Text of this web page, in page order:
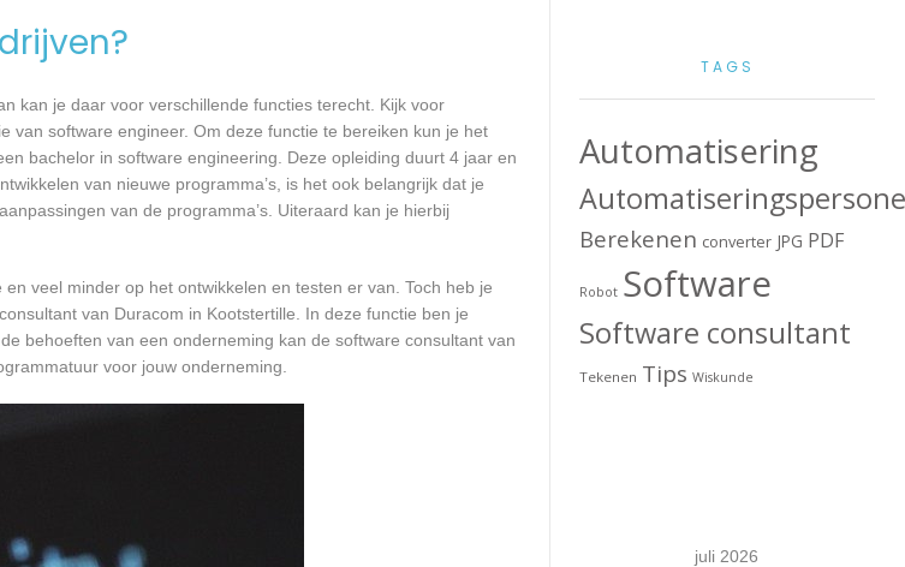
kan je daar voor verschillende functies terecht. Kijk voor
van software engineer. Om deze functie te bereiken kun je het
bachelor in software engineering. Deze opleiding duurt 4 jaar en
van nieuwe programma’s, is het ook belangrijk dat je
van de programma’s. Uiteraard kan je hierbij
veel minder op het ontwikkelen en testen er van. Toch heb je
van Duracom in Kootstertille. In deze functie ben je
behoeften van een onderneming kan de software consultant van
voor jouw onderneming.
TAGS
Automatisering
Berekenen converter JPG PDF
Robot Software
Software consultant
Tekenen Tips Wiskunde
juli 2026